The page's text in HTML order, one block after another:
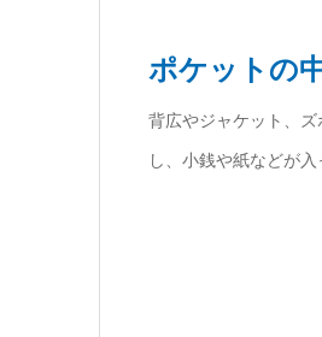
ポケットの
背広やジャケット、
し、小銭や紙などが